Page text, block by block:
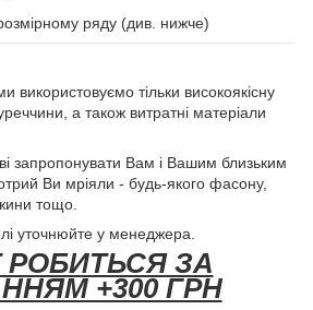
ряду (див. нижче)
використовуємо тільки високоякісну
а також витратні матеріали
запропонувати Вам і Вашим близьким
Ви мріяли - будь-якого фасону,
тощо.
уточнюйте у менеджера.
РОБИТЬСЯ ЗА
+300 ГРН